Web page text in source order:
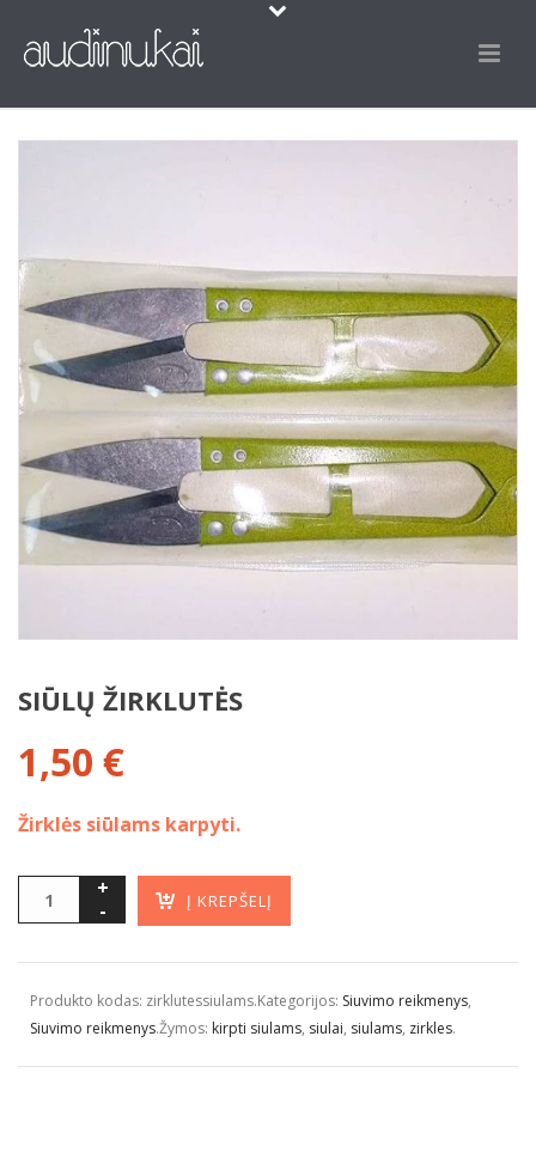
SIŪLŲ ŽIRKLUTĖS
1,50 €
Žirklės siūlams karpyti.
Į KREPŠELĮ
Produkto kodas: zirklutessiulams.Kategorijos: Siuvimo reikmenys,
Siuvimo reikmenys.Žymos: kirpti siulams, siulai, siulams, zirkles.